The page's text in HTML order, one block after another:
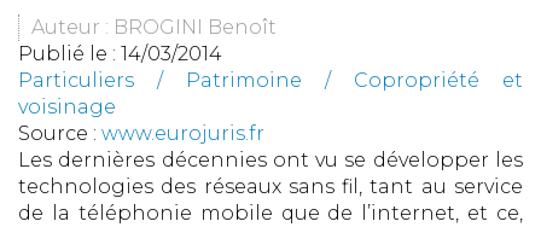
Auteur : BROGINI Benoît
Publié le : 14/03/2014
Particuliers / Patrimoine / Copropriété et
voisinage
Source : www.eurojuris.fr
Les dernières décennies ont vu se développer les
technologies des réseaux sans fil, tant au service
de la téléphonie mobile que de l’internet, et ce,